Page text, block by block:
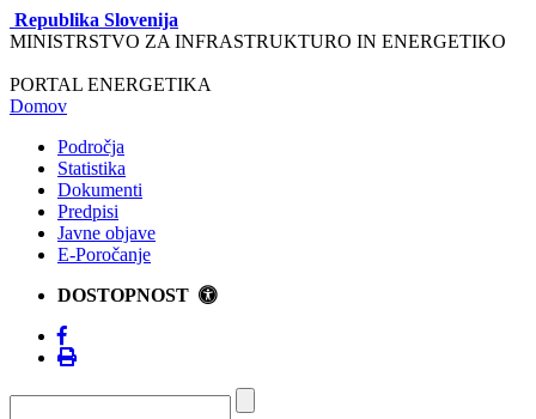
Republika Slovenija
MINISTRSTVO ZA INFRASTRUKTURO IN ENERGETIKO
PORTAL ENERGETIKA
Domov
Področja
Statistika
Dokumenti
Predpisi
Javne objave
E-Poročanje
DOSTOPNOST